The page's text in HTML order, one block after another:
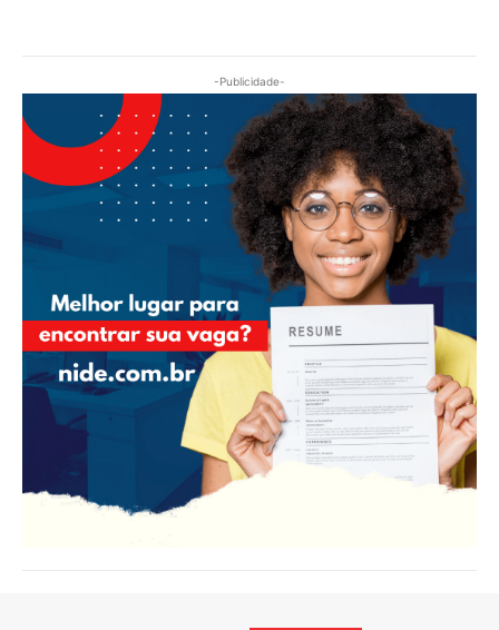
-Publicidade-